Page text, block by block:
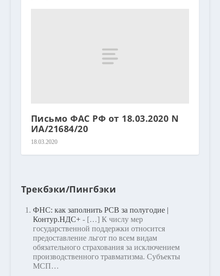
Письмо ФАС РФ от 18.03.2020 N
ИА/21684/20
18.03.2020
Трекбэки/Пингбэки
ФНС: как заполнить РСВ за полугодие |
Контур.НДС+- […] К числу мер
государственной поддержки относится
предоставление льгот по всем видам
обязательного страхования за исключением
производственного травматизма. Субъекты
МСП…